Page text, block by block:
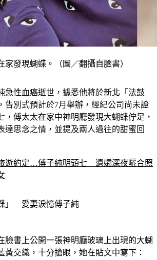
告別式預計於7月舉辦，經紀公司尚未證
，傅太太在家中神明廳發現大蝴蝶佇足，
達思念之情，並提及兩人過往的甜蜜回
黃交織，十分搶眼，她在貼文中寫下：
明廳的玻璃上，老公是你嗎？突然飄過